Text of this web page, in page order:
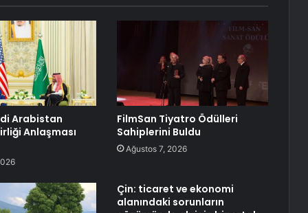
Arabistan
Anlaşması
FilmSan Tiyatro Ödülleri
Sahiplerini Buldu
Ağustos 7, 2026
Çin: ticaret ve ekonomi
alanındaki sorunların